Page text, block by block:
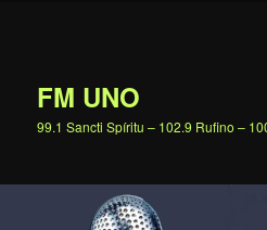
FM UNO
99.1 Sancti Spíritu – 102.9 Rufino –